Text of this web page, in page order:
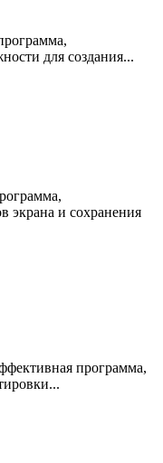
для создания...
экрана и сохранения
программа,